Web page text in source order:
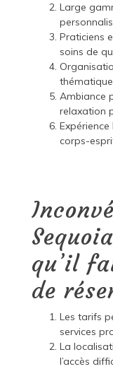
Large
Praticiens
soins de
Ambiance
relaxation
corps-
qu’il
de
Les tarifs
services
La
l’accès